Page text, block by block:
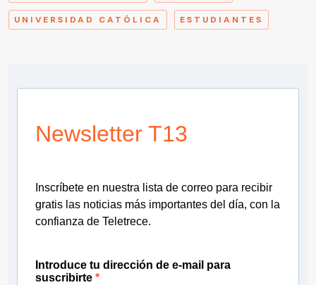
UNIVERSIDAD CATÓLICA ESTUDIANTES
Newsletter T13
Inscríbete en nuestra lista de correo para recibir
gratis las noticias más importantes del día, con la
confianza de Teletrece.
Introduce tu dirección de e-mail para
suscribirte